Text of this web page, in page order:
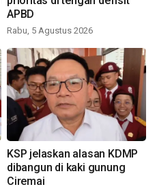
APBD
Rabu, 5 Agustus 2026
KSP jelaskan alasan KDMP
dibangun di kaki gunung
Ciremai